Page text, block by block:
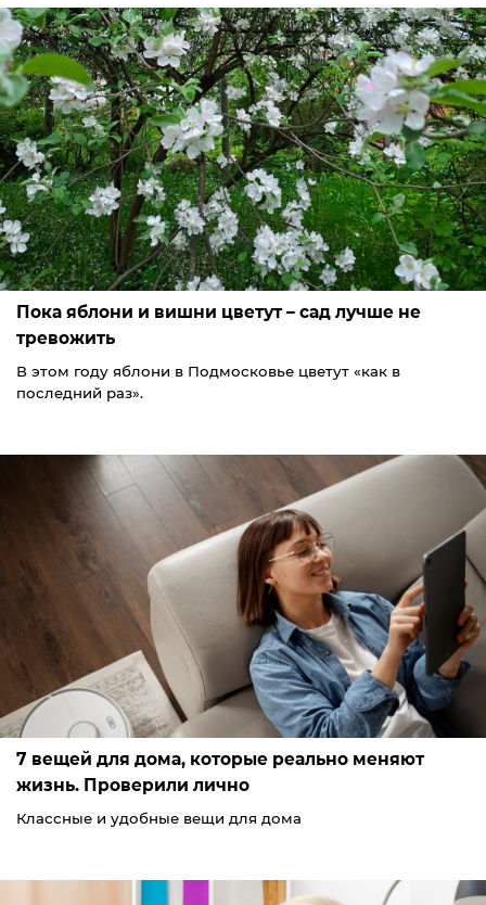
Пока яблони и вишни цветут – сад лучше не
тревожить
В этом году яблони в Подмосковье цветут «как в
последний раз».
7 вещей для дома, которые реально меняют
жизнь. Проверили лично
Классные и удобные вещи для дома